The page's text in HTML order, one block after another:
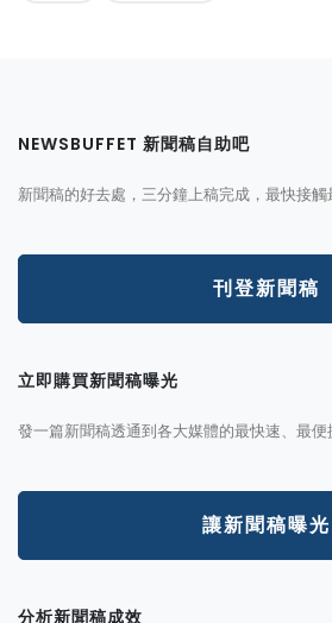
NEWSBUFFET 新聞稿自助吧
新聞稿的好去處，三分鐘上稿完成，最快接觸
刊登新聞稿
立即購買新聞稿曝光
發一篇新聞稿透通到各大媒體的最快速、最便
讓新聞稿曝光
分析新聞稿成效